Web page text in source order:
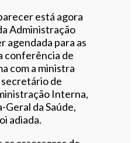
está agora
Administração
agendada para as
conferência de
com a ministra
secretário de
Interna,
da Saúde,
adiada.